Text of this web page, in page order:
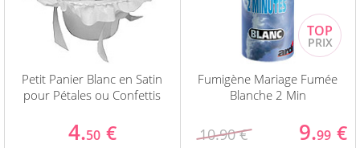
Petit Panier Blanc en Satin
pour Pétales ou Confettis
4.50 €
Fumigène Mariage Fumée
Blanche 2 Min
10.90 € 9.99 €